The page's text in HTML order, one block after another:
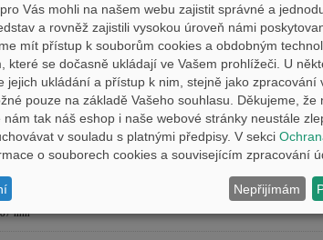
dvojitý kolébkový
vidlice, průměr 41 mm
mm
odpružení, kyvná vidlice
mm
Vás mohli na našem webu zajistit správné a
a rovněž zajistili vysokou úroveň námi
mít přístup k souborům cookies a obdobným
které se dočasně ukládají ve Vašem prohlížeči. U
jejich ukládání a přístup k nim, stejně jako zpracování
pouze na základě Vašeho souhlasu. Děkujeme, že
nám tak náš eshop i naše webové stránky neustále
v souladu s platnými předpisy. V sekci
o souborech cookies a souvisejícím zpracování
Nepřijímám